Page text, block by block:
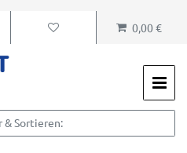
0,00 €
& Sortieren: